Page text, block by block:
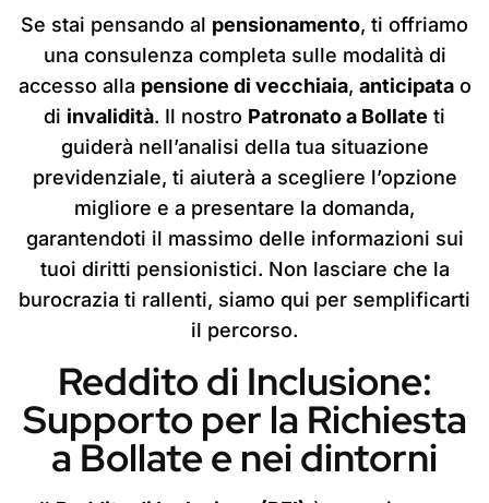
Se stai pensando al pensionamento, ti offriamo
una consulenza completa sulle modalità di
accesso alla pensione di vecchiaia, anticipatao
di invalidità. Il nostro Patronato a Bollate ti
guiderà nell’analisi della tua situazione
previdenziale, ti aiuterà a scegliere l’opzione
migliore e a presentare la domanda,
garantendoti il massimo delle informazioni sui
tuoi diritti pensionistici. Non lasciare che la
burocrazia ti rallenti, siamo qui per semplificarti
il percorso.
Reddito di Inclusione:
Supporto per la Richiesta
a Bollate e nei dintorni